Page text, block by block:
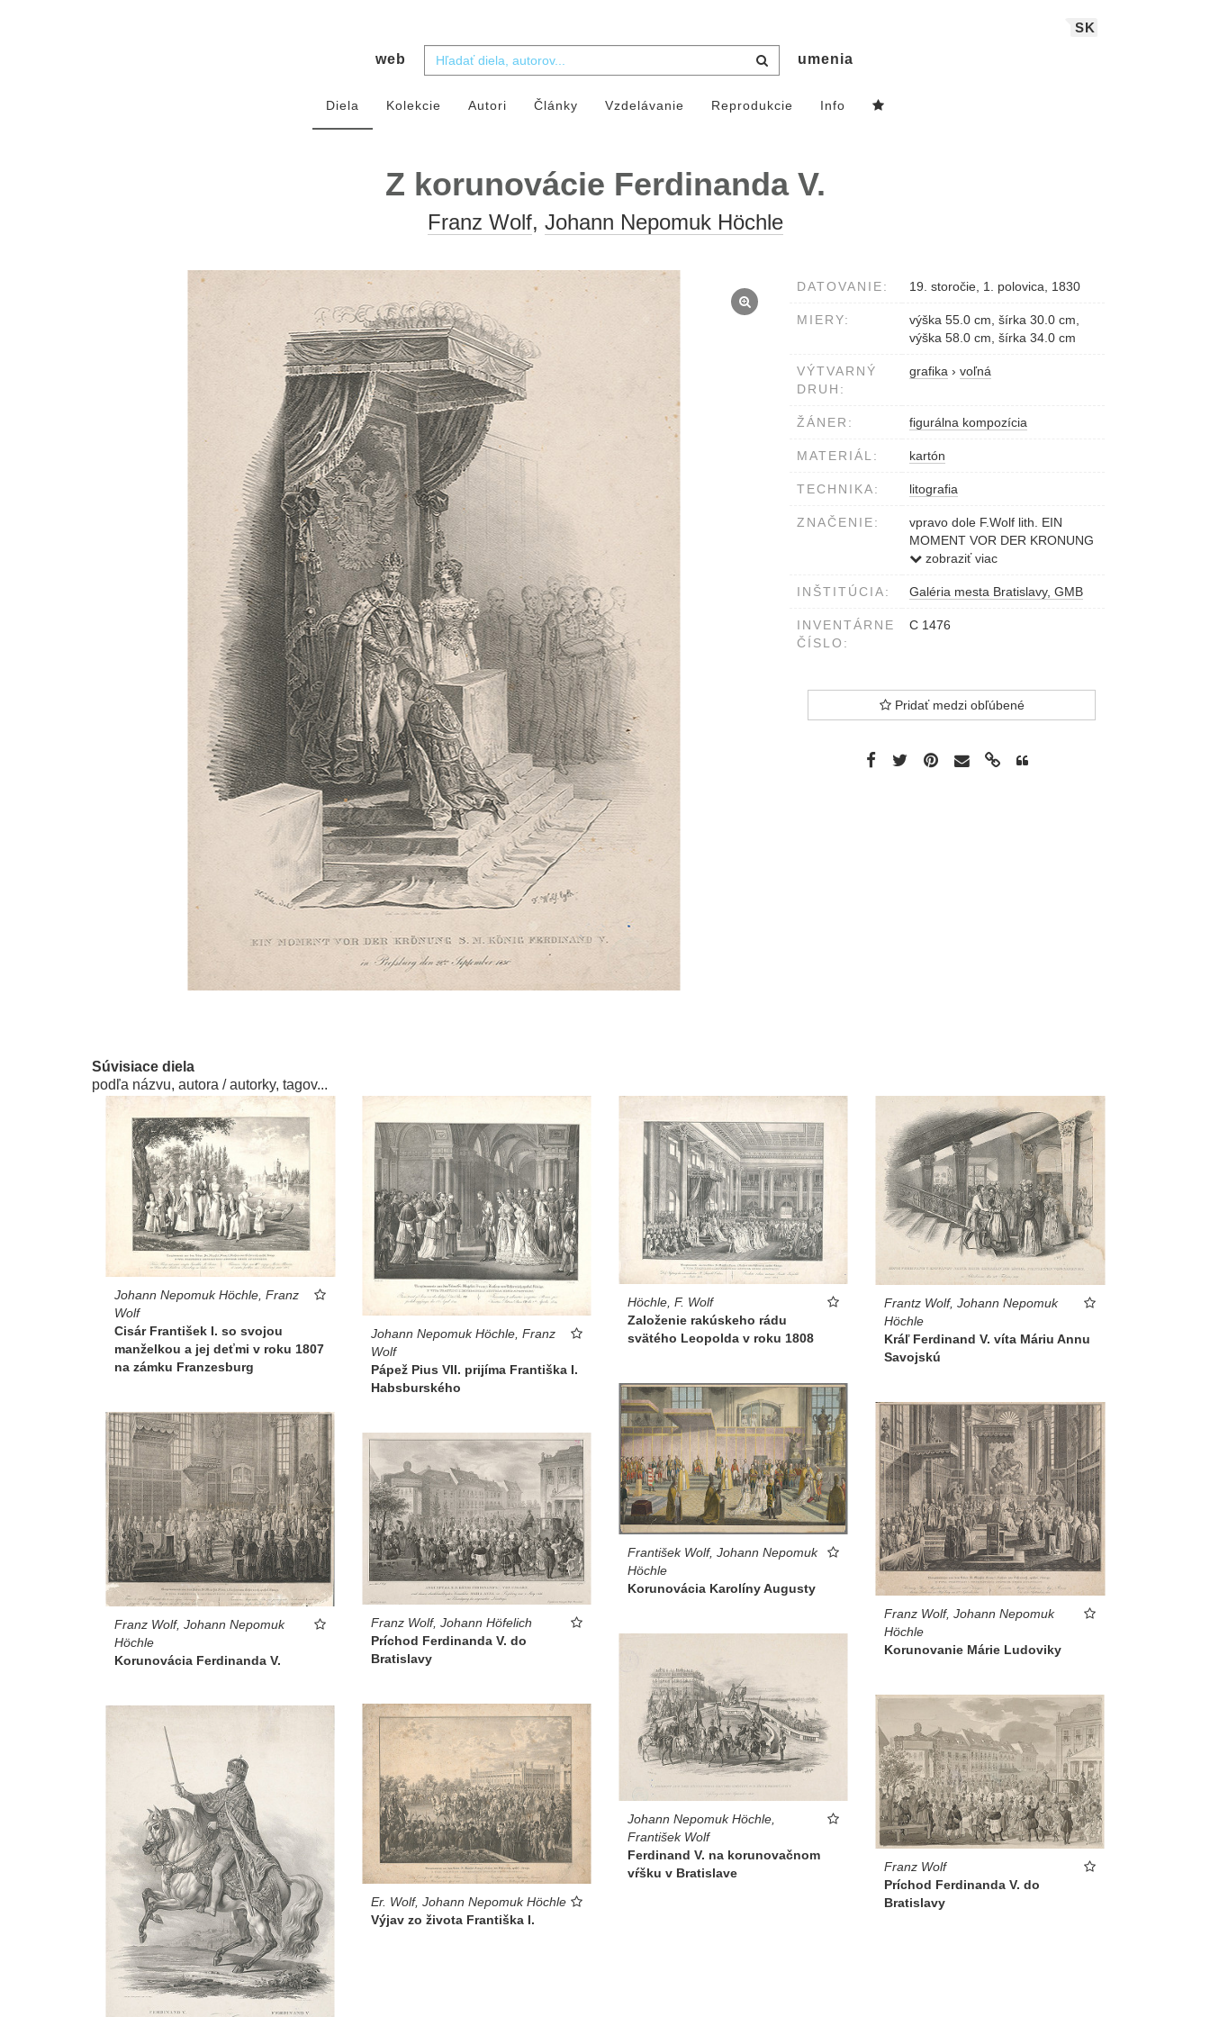
SK
web umenia
Diela Kolekcie Autori Články Vzdelávanie Reprodukcie Info
Z korunovácie Ferdinanda V.
Franz Wolf, Johann Nepomuk Höchle
DATOVANIE: 19. storočie, 1. polovica, 1830
MIERY:
výška 55.0 cm, šírka 30.0 cm,
výška 58.0 cm, šírka 34.0 cm
VÝTVARNÝ
DRUH:
grafika › voľná
ŽÁNER: figurálna kompozícia
MATERIÁL: kartón
TECHNIKA: litografia
ZNAČENIE:
vpravo dole F.Wolf lith. EIN
MOMENT VOR DER KRONUNG
... 1830
zobraziť viac
INŠTITÚCIA: Galéria mesta Bratislavy, GMB
INVENTÁRNE
ČÍSLO:
C 1476
Pridať medzi obľúbené
Súvisiace diela
podľa názvu, autora / autorky, tagov...
Johann Nepomuk Höchle, Franz
Wolf
Cisár František I. so svojou
manželkou a jej deťmi v roku 1807
na zámku Franzesburg
Johann Nepomuk Höchle, Franz
Wolf
Pápež Pius VII. prijíma Františka I.
Habsburského
Höchle, F. Wolf
Založenie rakúskeho rádu
svätého Leopolda v roku 1808
Frantz Wolf, Johann Nepomuk
Höchle
Kráľ Ferdinand V. víta Máriu Annu
Savojskú
František Wolf, Johann Nepomuk
Höchle
Korunovácia Karolíny Augusty
Franz Wolf, Johann Nepomuk
Höchle
Korunovanie Márie Ludoviky
Franz Wolf, Johann Nepomuk
Höchle
Korunovácia Ferdinanda V.
Franz Wolf, Johann Höfelich
Príchod Ferdinanda V. do
Bratislavy
Johann Nepomuk Höchle,
František Wolf
Ferdinand V. na korunovačnom
vŕšku v Bratislave
Franz Wolf
Príchod Ferdinanda V. do
Bratislavy
Er. Wolf, Johann Nepomuk Höchle
Výjav zo života Františka I.